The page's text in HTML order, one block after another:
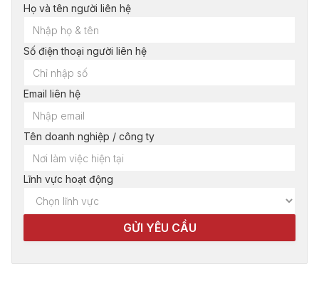
Họ và tên người liên hệ
Số điện thoại người liên hệ
Email liên hệ
Tên doanh nghiệp / công ty
Lĩnh vực hoạt động